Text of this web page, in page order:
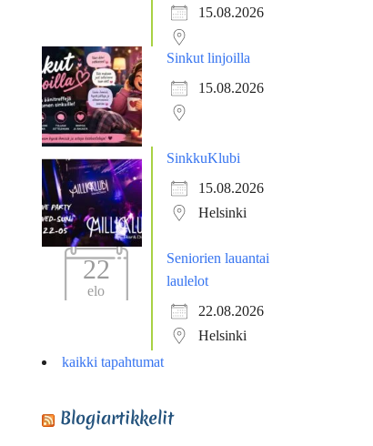
15.08.2026
Sinkut linjoilla
15.08.2026
SinkkuKlubi
15.08.2026
Helsinki
22
elo
Seniorien lauantai
laulelot
22.08.2026
Helsinki
kaikki tapahtumat
Blogiartikkelit